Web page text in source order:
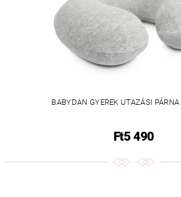
BABYDAN GYEREK UTAZÁSI
Ft5 490